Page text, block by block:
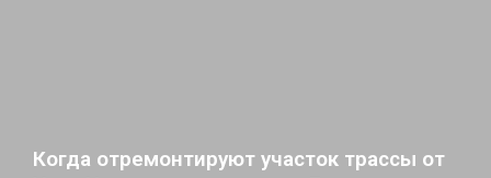
Когда отремонтируют участок трассы от